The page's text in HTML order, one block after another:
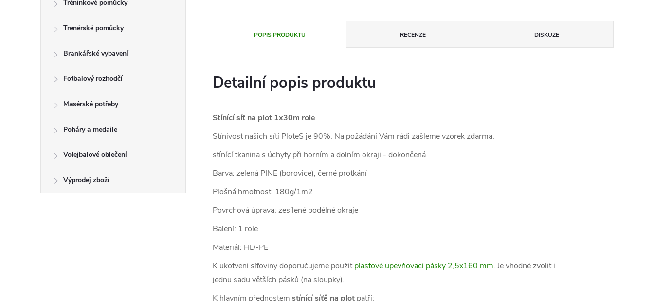
Tréninkové pomůcky
Trenérské pomůcky
Brankářské vybavení
Fotbalový rozhodčí
Masérské potřeby
Poháry a medaile
Volejbalové oblečení
Výprodej zboží
POPIS PRODUKTU RECENZE DISKUZE
Detailní popis produktu
Stínící síť na plot 1x30m role
Stínivost našich sítí PloteS je 90%. Na požádání Vám rádi zašleme vzorek zdarma.
stínící tkanina s úchyty při horním a dolním okraji - dokončená
Barva: zelená PINE (borovice), černé protkání
Plošná hmotnost: 180g/1m2
Povrchová úprava: zesílené podélné okraje
Balení: 1 role
Materiál: HD-PE
K ukotvení síťoviny doporučujeme použítplastové upevňovací pásky 2,5x160 mm. Je vhodné zvolit i
jednu sadu větších pásků (na sloupky).
K hlavním přednostem stínící síťě na plot patří: